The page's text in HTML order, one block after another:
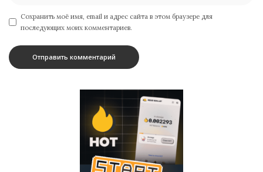
Сохранить моё имя, email и адрес сайта в этом браузере для
последующих моих комментариев.